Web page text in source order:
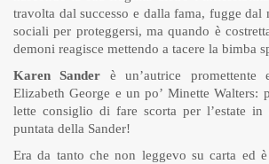
travolta dal successo e dalla fama, fugge dal
sociali per proteggersi, ma quando è
demoni reagisce mettendo a tacere la bimba
Karen Sander è un’autrice
Elizabeth George e un po’ Minette Walters:
lette consiglio di fare scorta per l’estate in
puntata della Sander!
Era da tanto che non leggevo su carta ed